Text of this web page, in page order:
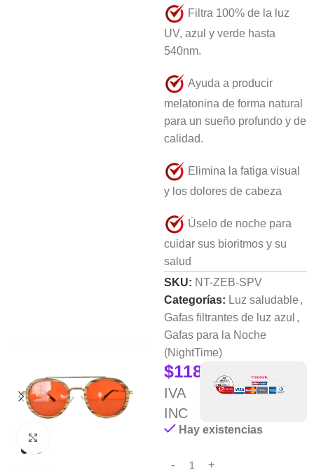
Filtra 100% de la luz
UV, azul y verde hasta
540nm.
Ayuda a producir
melatonina de forma natural
para un sueño profundo y de
calidad.
Elimina la fatiga visual
y los dolores de cabeza
Úselo de noche para
cuidar sus bioritmos y su
salud
SKU: NT-ZEB-SPV
Categorías: Luz saludable ,
Gafas filtrantes de luz azul ,
Gafas para la Noche
(NightTime)
$118.000
IVA
INC
Hay existencias